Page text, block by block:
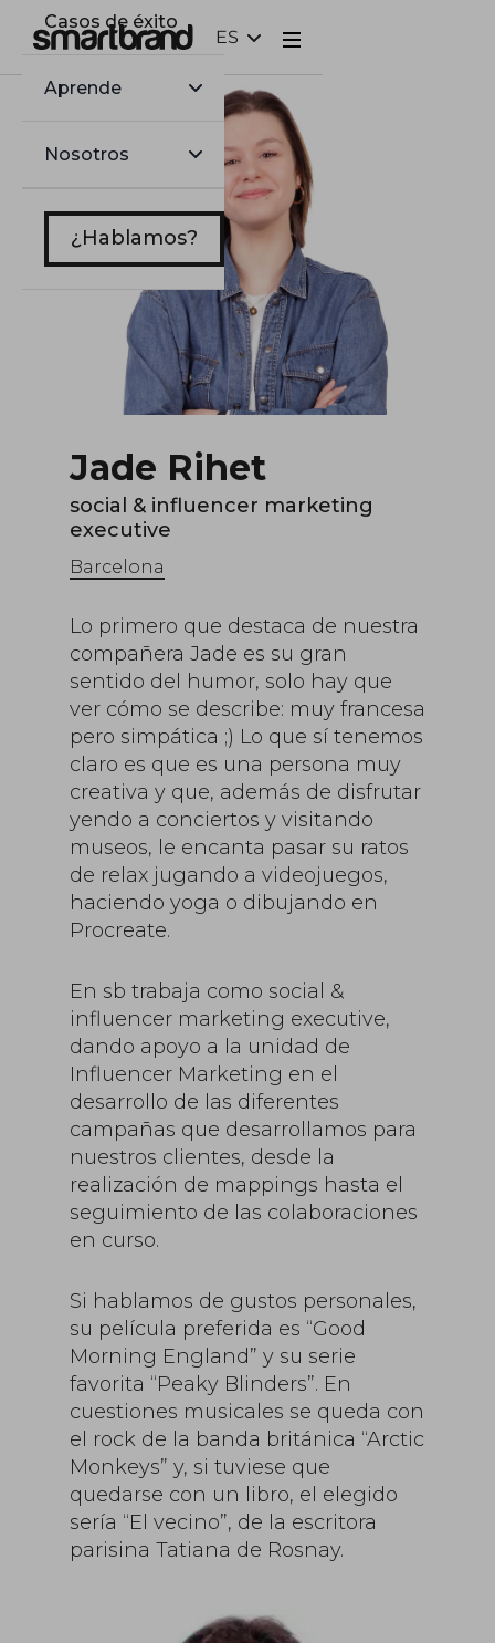
Casos de éxito
Aprende
Nosotros
¿Hablamos?
ES
Jade Rihet
social & influencer marketing
executive
Barcelona
Lo primero que destaca de nuestra
compañera Jade es su gran
sentido del humor, solo hay que
ver cómo se describe: muy francesa
pero simpática ;) Lo que sí tenemos
claro es que es una persona muy
creativa y que, además de disfrutar
yendo a conciertos y visitando
museos, le encanta pasar su ratos
de relax jugando a videojuegos,
haciendo yoga o dibujando en
Procreate.
En sb trabaja como social &
influencer marketing executive,
dando apoyo a la unidad de
Influencer Marketing en el
desarrollo de las diferentes
campañas que desarrollamos para
nuestros clientes, desde la
realización de mappings hasta el
seguimiento de las colaboraciones
en curso.
Si hablamos de gustos personales,
su película preferida es “Good
Morning England” y su serie
favorita “Peaky Blinders”. En
cuestiones musicales se queda con
el rock de la banda británica “Arctic
Monkeys” y, si tuviese que
quedarse con un libro, el elegido
sería “El vecino”, de la escritora
parisina Tatiana de Rosnay.